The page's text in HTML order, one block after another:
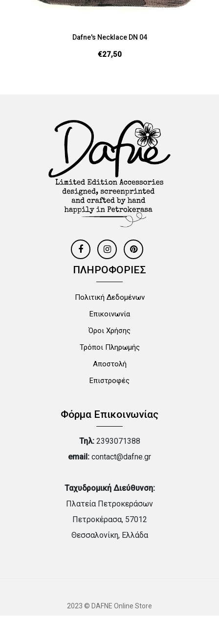
Dafne's Necklace DN 04
€27,50
ΠΛΗΡΟΦΟΡΙΕΣ
Πολιτική Δεδομένων
Επικοινωνία
Όροι Χρήσης
Τρόποι Πληρωμής
Αποστολή
Επιστροφές
Φόρμα Επικοινωνίας
Τηλ:2393071388
email: contact@dafne.gr
Ταχυδρομική Διεύθυνση:
Πλατεία Πετροκεράσων
Πετροκέρασα, 57012
Θεσσαλονίκη, Ελλάδα
2023 © DAFNE Online Store